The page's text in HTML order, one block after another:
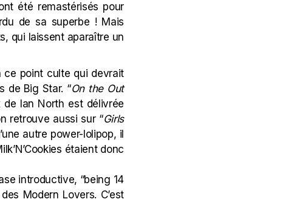
été remastérisés pour
de sa superbe ! Mais
qui laissent aparaître un
ce point culte qui devrait
de Big Star. “On the Out
Ian North est délivrée
retrouve aussi sur “Girls
autre power-lolipop, il
étaient donc
introductive, “being 14
Modern Lovers. C’est